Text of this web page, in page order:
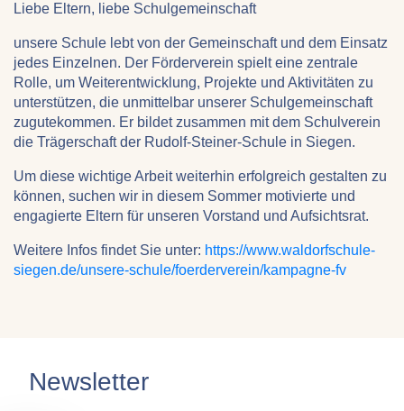
Liebe Eltern, liebe Schulgemeinschaft
unsere Schule lebt von der Gemeinschaft und dem Einsatz
jedes Einzelnen. Der Förderverein spielt eine zentrale
Rolle, um Weiterentwicklung, Projekte und Aktivitäten zu
unterstützen, die unmittelbar unserer Schulgemeinschaft
zugutekommen. Er bildet zusammen mit dem Schulverein
die Trägerschaft der Rudolf-Steiner-Schule in Siegen.
Um diese wichtige Arbeit weiterhin erfolgreich gestalten zu
können, suchen wir in diesem Sommer motivierte und
engagierte Eltern für unseren Vorstand und Aufsichtsrat.
Weitere Infos findet Sie unter: https://www.waldorfschule-
siegen.de/unsere-schule/foerderverein/kampagne-fv
Newsletter
Einverständnis-Cookie
Name:
cookie_consent
Zweck:
Dieser Cookie speichert die ausgewählten
Einverständnis-Optionen des Benutzers
Cookie Laufzeit:
1 Jahr
STATISTIK
Google Analytics